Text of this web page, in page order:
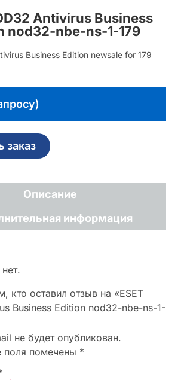
Antivirus Business
nod32-nbe-ns-1-179
Business Edition newsale for 179
заказ
Описание
информация
кто оставил отзыв на «ESET
Business Edition nod32-nbe-ns-1-
не будет опубликован.
поля помечены *